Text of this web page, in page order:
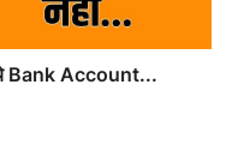
ये Bank Account...